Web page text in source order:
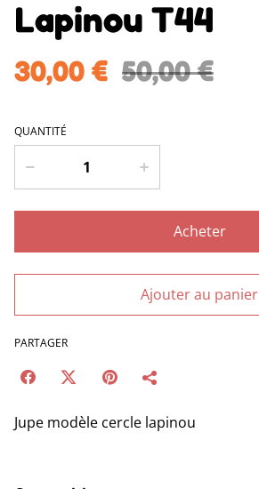
Lapinou T44
30,00 € 50,00 €
QUANTITÉ
Acheter
Ajouter au panier
PARTAGER
Jupe modèle cercle lapinou